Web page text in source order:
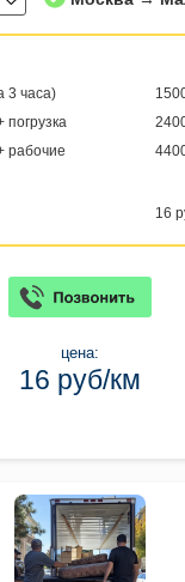
3 часа)
рабочие
16
цена:
16 руб/км